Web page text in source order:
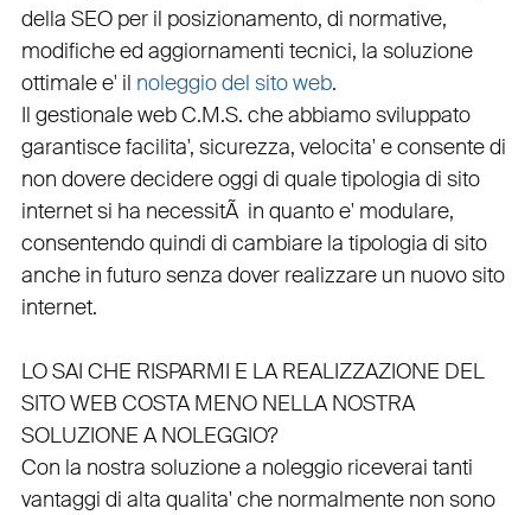
della SEOper il posizionamento, di normative,
modifiche ed aggiornamenti tecnici, la soluzione
ottimale e' il noleggio del sito web.
Il gestionale web C.M.S. che abbiamo sviluppato
garantiscefacilita', sicurezza, velocita' e consente di
non dovere decidere oggi di quale tipologia di sito
internet si ha necessitÃ in quanto e' modulare,
consentendo quindi di cambiare la tipologia di sito
anche in futuro senza dover realizzare un nuovo sito
internet.
LO SAI CHE RISPARMI E LA REALIZZAZIONE DEL
SITO WEB COSTA MENO NELLA NOSTRA
SOLUZIONE A NOLEGGIO?
Con la nostra soluzione a noleggio riceverai tanti
vantaggi di alta qualita' che normalmente non sono